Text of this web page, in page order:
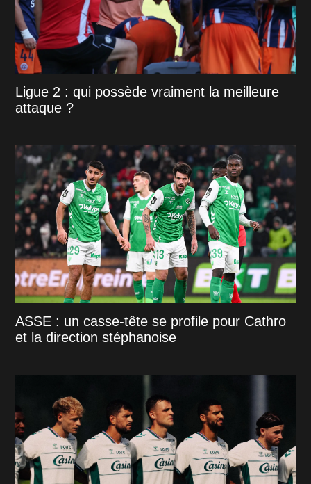
Ligue 2 : qui possède vraiment la meilleure
attaque ?
ASSE : un casse-tête se profile pour Cathro
et la direction stéphanoise